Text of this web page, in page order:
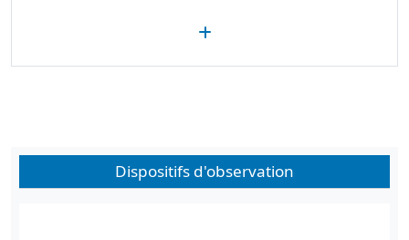
Dispositifs d'observation